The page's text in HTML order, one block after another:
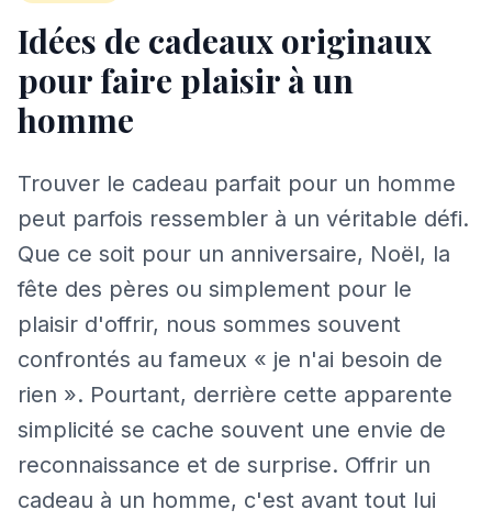
Idées de cadeaux originaux
pour faire plaisir à un
homme
Trouver le cadeau parfait pour un homme
peut parfois ressembler à un véritable défi.
Que ce soit pour un anniversaire, Noël, la
fête des pères ou simplement pour le
plaisir d'offrir, nous sommes souvent
confrontés au fameux « je n'ai besoin de
rien ». Pourtant, derrière cette apparente
simplicité se cache souvent une envie de
reconnaissance et de surprise. Offrir un
cadeau à un homme, c'est avant tout lui